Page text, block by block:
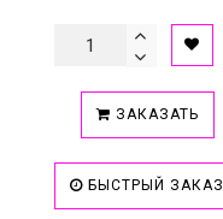
ЗАКАЗАТЬ
БЫСТРЫЙ ЗАКАЗ